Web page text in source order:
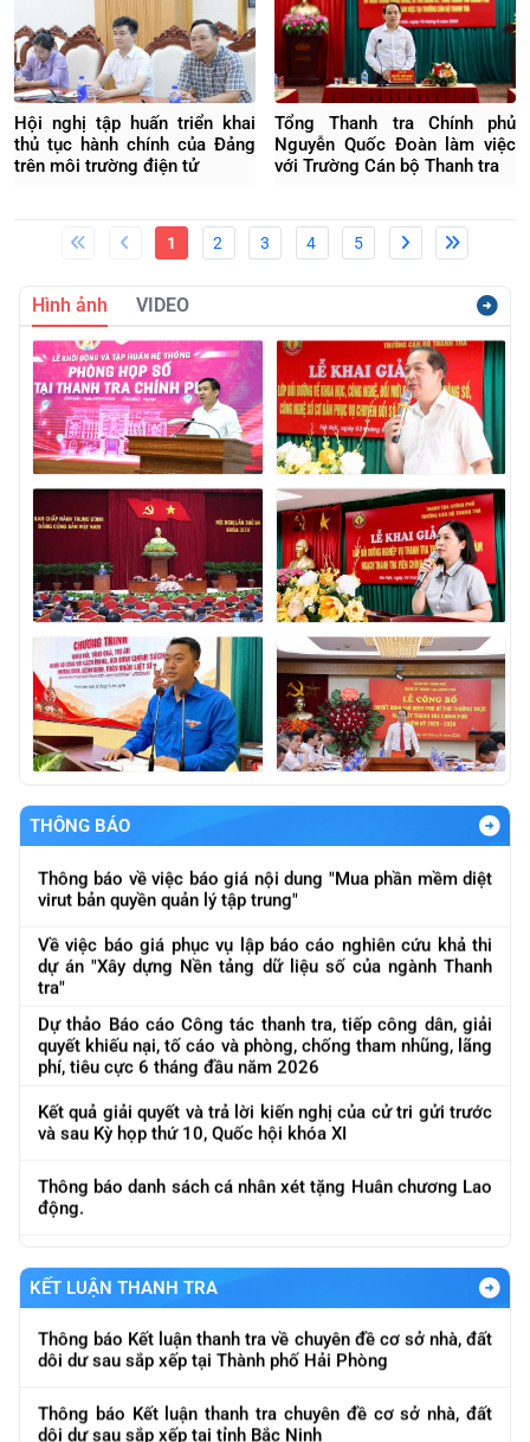
Hội nghị tập huấn triển khai
thủ tục hành chính của Đảng
trên môi trường điện tử
Tổng Thanh tra Chính phủ
Nguyễn Quốc Đoàn làm việc
với Trường Cán bộ Thanh tra
1 2 3 4 5
Hình ảnh VIDEO
THÔNG BÁO
Báo cáo kết qảu giải quyết và trả lời kiến nghị của cử tri
gửi sau Kỳ họp thứ Nhất, Quốc hội khóa XVI
Thông báo báo giá nội dung "Thực hiện đánh giá nội bộ
được ban hàng và quy định của pháp luật
Thông báo về việc báo giá nội dung "Mua phần mềm diệt
virut bản quyền quản lý tập trung"
Về việc báo giá phục vụ lập báo cáo nghiên cứu khả thi
dự án "Xây dựng Nền tảng dữ liệu số của ngành Thanh
tra"
Dự thảo Báo cáo Công tác thanh tra, tiếp công dân, giải
quyết khiếu nại, tố cáo và phòng, chống tham nhũng, lãng
phí, tiêu cực 6 tháng đầu năm 2026
Kết quả giải quyết và trả lời kiến nghị của cử tri gửi trước
và sau Kỳ họp thứ 10, Quốc hội khóa XI
động.
Về việc mời cung cấp báo giá phục vụ lập báo cáo nghiên
ngành Thanh tra"
kế 5 tháng
KẾT LUẬN THANH TRA
pháp luật trong hoạt động kinh doanh vàng
Thông báo Kết luận thanh tra về chuyên đề cơ sở nhà, đất
dôi dư sau sắp xếp tại Thành phố Hải Phòng
dôi dư sau sắp xếp tại tỉnh Bắc Ninh